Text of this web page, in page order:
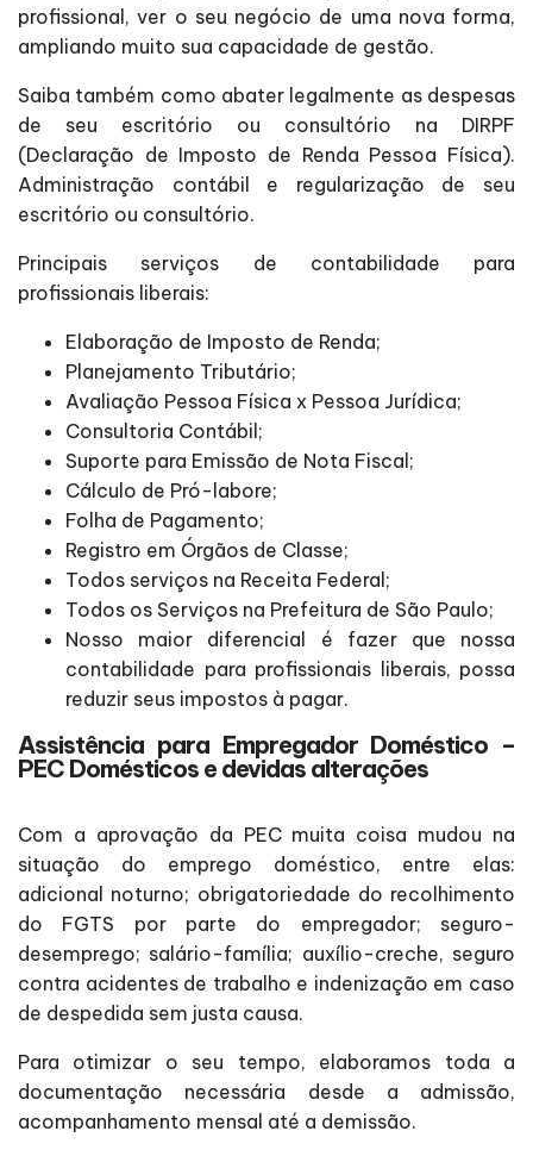
profissional, ver o seu negócio de uma nova forma,
ampliando muito sua capacidade de gestão.
Saiba também como abater legalmente as despesas
de seu escritório ou consultório na DIRPF
(Declaração de Imposto de Renda Pessoa Física).
Administração contábil e regularização de seu
escritório ou consultório.
Principais serviços de contabilidade para
profissionais liberais:
Elaboração de Imposto de Renda;
Planejamento Tributário;
Avaliação Pessoa Física x Pessoa Jurídica;
Consultoria Contábil;
Suporte para Emissão de Nota Fiscal;
Cálculo de Pró-labore;
Folha de Pagamento;
Registro em Órgãos de Classe;
Todos serviços na Receita Federal;
Todos os Serviços na Prefeitura de São Paulo;
Nosso maior diferencial é fazer que nossa
contabilidade para profissionais liberais, possa
reduzir seus impostos à pagar.
Assistência para Empregador Doméstico –
PEC Domésticos e devidas alterações
Com a aprovação da PEC muita coisa mudou na
situação do emprego doméstico, entre elas:
adicional noturno; obrigatoriedade do recolhimento
do FGTS por parte do empregador; seguro-
desemprego; salário-família; auxílio-creche, seguro
contra acidentes de trabalho e indenização em caso
de despedida sem justa causa.
Para otimizar o seu tempo, elaboramos toda a
documentação necessária desde a admissão,
acompanhamento mensal até a demissão.